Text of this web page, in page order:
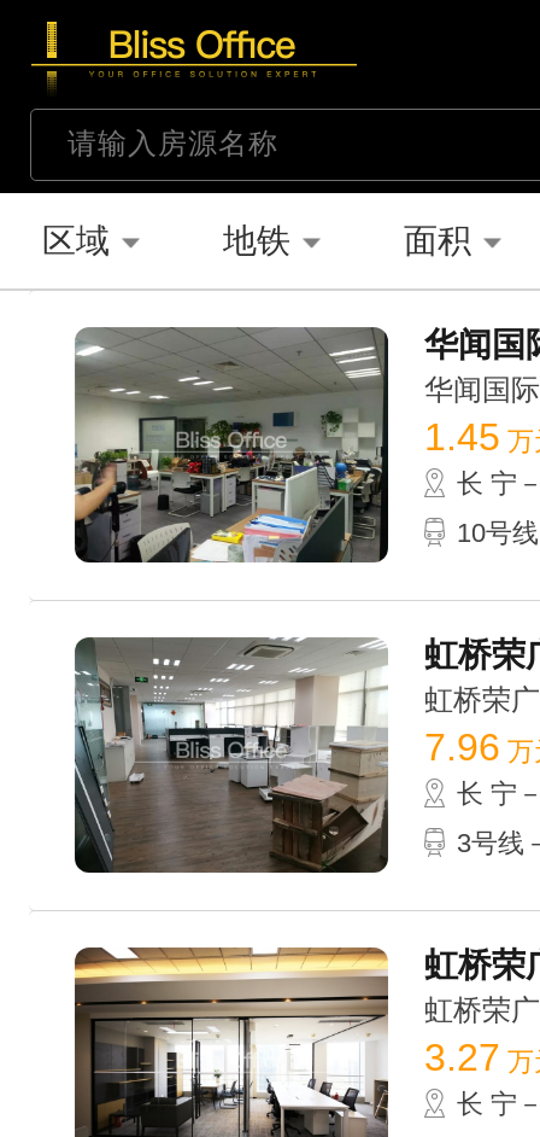
区域 地铁 面积
华闻国
华闻国
1.45 万
长 宁
10号
虹桥荣
虹桥荣
7.96 万
长 宁
3号线
虹桥荣
虹桥荣
3.27 万
长 宁